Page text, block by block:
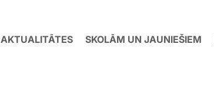
AKTUALITĀTES SKOLĀM UN JAUNIEŠIEM